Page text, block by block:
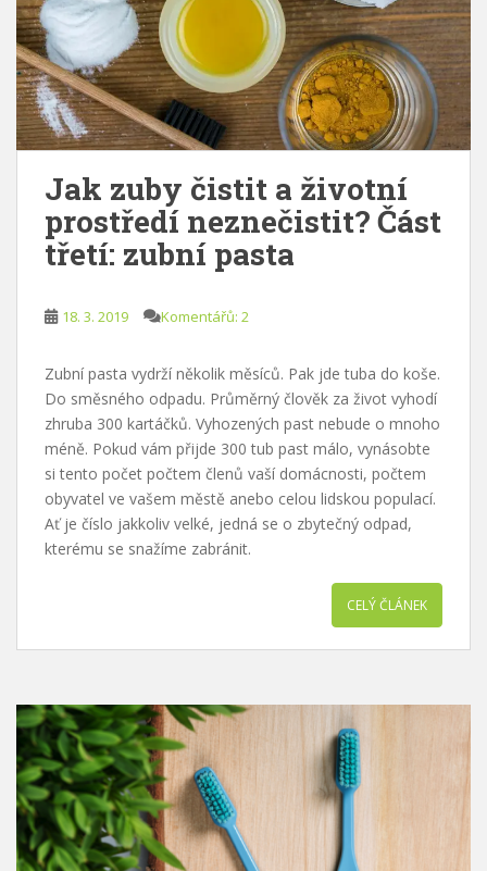
Jak zuby čistit a životní
prostředí neznečistit? Část
třetí: zubní pasta
18. 3. 2019 Komentářů: 2
Zubní pasta vydrží několik měsíců. Pak jde tuba do koše.
Do směsného odpadu. Průměrný člověk za život vyhodí
zhruba 300 kartáčků. Vyhozených past nebude o mnoho
méně. Pokud vám přijde 300 tub past málo, vynásobte
si tento počet počtem členů vaší domácnosti, počtem
obyvatel ve vašem městě anebo celou lidskou populací.
Ať je číslo jakkoliv velké, jedná se o zbytečný odpad,
kterému se snažíme zabránit.
CELÝ ČLÁNEK